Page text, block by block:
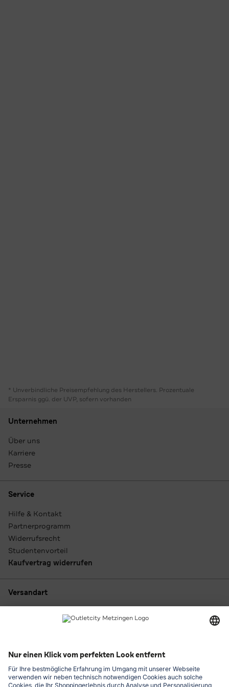
* Unverbindliche Preisempfehlung des Herstellers. Prozentuale
Ersparnis ggü. der UVP, sofern vorhanden
Unternehmen
Über uns
Karriere
Presse
Service
Hilfe & Kontakt
Partnerprogramm
Widerrufsrecht
Studentenvorteil
Kaufvertrag widerrufen
Versandart